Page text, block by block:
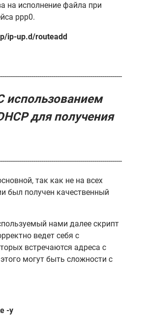
на исполнение файла при
ppp0.
ip-up.d/routeadd
использованием
для получения
так как не на всех
был получен качественный
нами далее скрипт
ведет себя с
встречаются адреса с
могут быть сложности с
-y